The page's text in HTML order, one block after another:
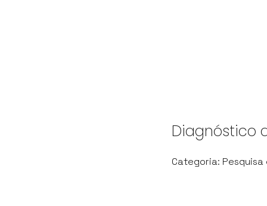
Diagnóstico
Categoria: